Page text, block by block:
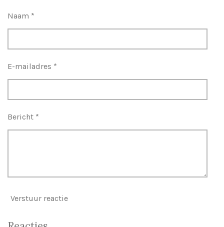
Naam *
E-mailadres *
Bericht *
Verstuur reactie